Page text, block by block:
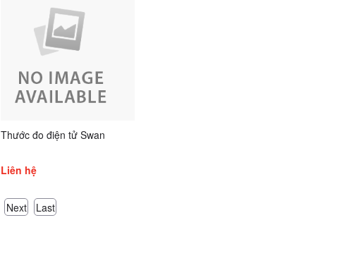
Thước đo điện tử Swan
Liên hệ
Next Last